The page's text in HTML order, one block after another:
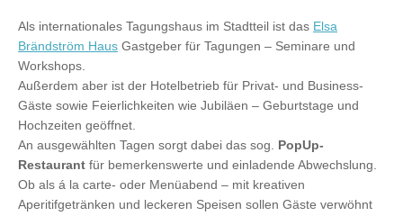
Als internationales Tagungshaus im Stadtteil ist das Elsa
Brändström Haus Gastgeber für Tagungen – Seminare und
Workshops.
Außerdem aber ist der Hotelbetrieb für Privat- und Business-
Gäste sowie Feierlichkeiten wie Jubiläen – Geburtstage und
Hochzeiten geöffnet.
An ausgewählten Tagen sorgt dabei das sog. PopUp-
Restaurant für bemerkenswerte und einladende Abwechslung.
Ob als á la carte- oder Menüabend – mit kreativen
Aperitifgetränken und leckeren Speisen sollen Gäste verwöhnt